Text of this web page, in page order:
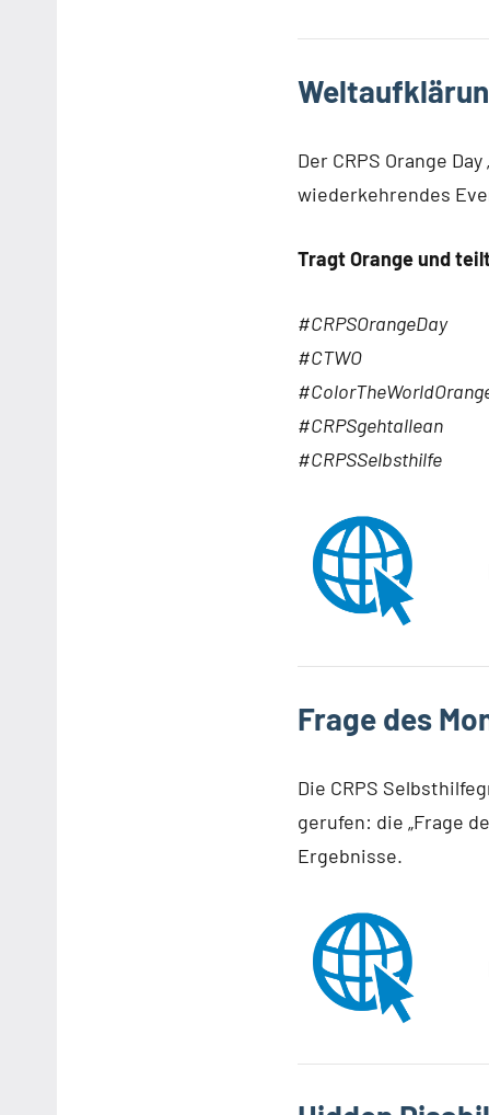
Der CRPS Orange
wiederkehrendes
Tragt Orange und
#CRPSOrangeDay
#CTWO
#CRPSgehtallean
#CRPSSelbsthilfe
Frage des
Die CRPS
gerufen: die „Frage
Ergebnisse.